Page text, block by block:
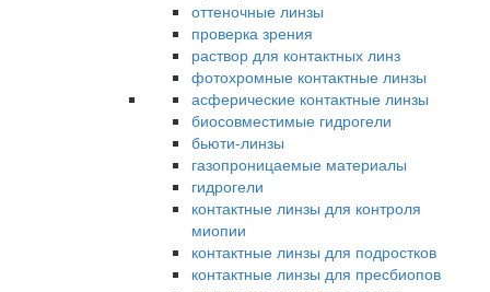
оттеночные линзы
проверка зрения
раствор для контактных линз
фотохромные контактные линзы
асферические контактные линзы
биосовместимые гидрогели
бьюти-линзы
газопроницаемые материалы
гидрогели
контактные линзы для контроля
миопии
контактные линзы для подростков
контактные линзы для пресбиопов